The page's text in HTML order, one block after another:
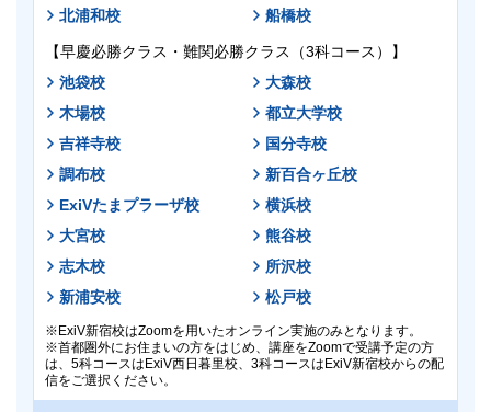
無料
ご準備いただく物
筆記用具（問題等一式はご家庭への到着をお待ちくださ
い。）
受験票はございません。
成績帳票
9/3（木）より 早稲田アカデミーOnline
だけます。
早稲田アカデミーOnlineのアカウント作成・生徒追加がお済みで
ない方は、作成手順
をご参照の上、作成をお願い致します。
紙での成績帳票の返却はございません。
備考
解答解説を8/31（月）・解説授業映像を9/3（木）より
早稲田アカデミーOnline
の「学習コンテンツ」ページ
後日紙の解答解説も配付致します。
会場
【5科目受験】
ExiV渋谷校
ExiV西日暮里校
国立校
【3科目受験】
池袋校
大森校
木場校
都立大学校
吉祥寺校
国分寺校
調布校
新百合ヶ丘校
費用
無料
海外にお住まいの方は、送料がかかります。
筆記用具（問題等一式はご家庭への到着をお待ちくださ
成績帳票
9/3（木）より 早稲田アカデミーOnline
だけます。
早稲田アカデミーOnlineのアカウント作成・生徒追加がお済みで
ない方は、 作成手順
をご参照の上、作成をお願い致します。
紙での成績帳票の返却はございません。
北浦和校
船橋校
【早慶必勝クラス・難関必勝クラス（3科コース）】
池袋校
大森校
木場校
都立大学校
吉祥寺校
国分寺校
調布校
新百合ヶ丘校
ExiVたまプラーザ校
横浜校
大宮校
熊谷校
志木校
所沢校
新浦安校
松戸校
ExiV新宿校はZoomを用いたオンライン実施のみとなります。
首都圏外にお住まいの方をはじめ、講座をZoomで受講予定の方
は、5科コースはExiV西日暮里校、3科コースはExiV新宿校からの配
信をご選択ください。